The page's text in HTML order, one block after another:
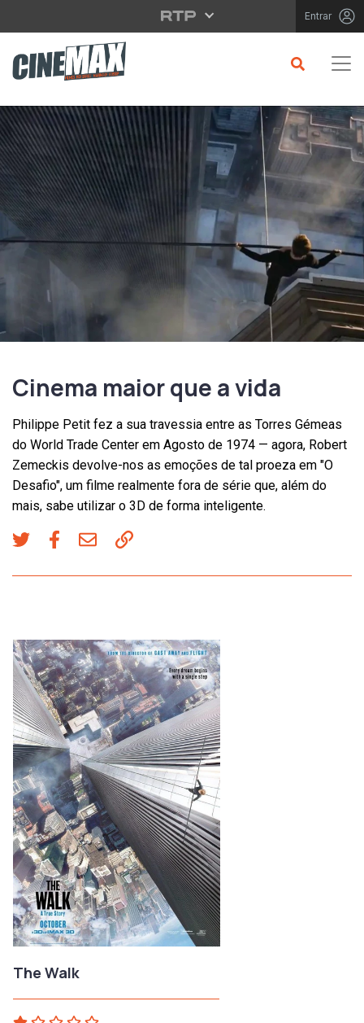
Saltar para o conteúdo principal Entrar
Cinema maior que a vida
Philippe Petit fez a sua travessia entre as Torres Gémeas
do World Trade Center em Agosto de 1974 — agora, Robert
Zemeckis devolve-nos as emoções de tal proeza em "O
Desafio", um filme realmente fora de série que, além do
mais, sabe utilizar o 3D de forma inteligente.
The Walk